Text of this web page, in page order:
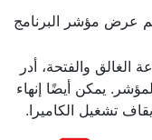
عرض مؤشر البرنامج
الغالق والفتحة، أدر
يمكن أيضًا إنهاء
تشغيل الكاميرا.